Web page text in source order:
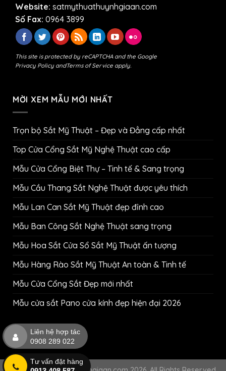
Website: satmythuathuynhgiaan.com
Số Fax: 0964 3899
This site is protected by reCAPTCHA and the Google
Privacy PolicyandTerms of Serviceapply.
MỜI XEM MẪU MỚI NHẤT
Trọn bộ Sắt Mỹ Thuật – Đẹp và Đẳng cấp nhất
Top Cửa Cổng Sắt Mỹ Nghệ Thuật cao cấp
Mẫu Cửa Cổng Biệt Thự – Tinh tế & Sang trọng
Mẫu Cầu Thang Sắt Nghệ Thuật được yêu thích
Mẫu Lan Can Sắt Mỹ Thuật đẹp đỉnh cao
Mẫu Ban Công Sắt Nghệ Thuật sang trọng
Mẫu Hoa Sắt Cửa Sổ Sắt Mỹ Thuật ấn tượng
Mẫu Hàng Rào Sắt Mỹ Thuật An toàn & Tinh tế
Mẫu Cửa Cổng Sắt Đẹp mới nhất
Mẫu cửa sắt Pano cửa kính đẹp hiện đại 2026
Liên hệ hợp tác
0908 289 022
Tư vấn đặt hàng